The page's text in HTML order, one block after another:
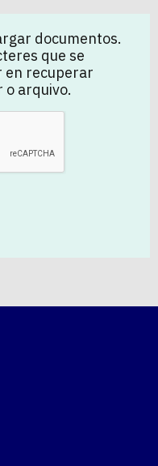
documentos.
que se
en recuperar
arquivo.